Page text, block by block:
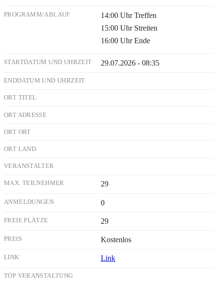
PROGRAMM/ABLAUF
14:00 Uhr Treffen
15:00 Uhr Streiten
16:00 Uhr Ende
STARTDATUM UND UHRZEIT 29.07.2026 - 08:35
ENDDATUM UND UHRZEIT
ORT TITEL
ORT ADRESSE
ORT ORT
ORT LAND
VERANSTALTER
MAX. TEILNEHMER 29
ANMELDUNGEN 0
FREIE PLÄTZE 29
PREIS Kostenlos
LINK Link
TOP VERANSTALTUNG